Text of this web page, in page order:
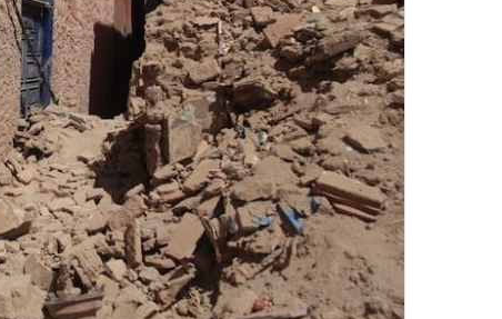
ك
ت
ر
و
ن
ي
ا